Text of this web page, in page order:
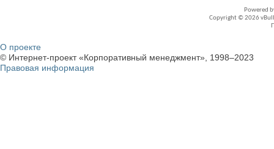
Powered
Copyright © 2026
О проекте
© Интернет-проект «Корпоративный менеджмент», 1998–2023
Правовая информация